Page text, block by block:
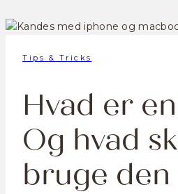
Tips & Tricks
Hvad er
Og hvad
bruge den